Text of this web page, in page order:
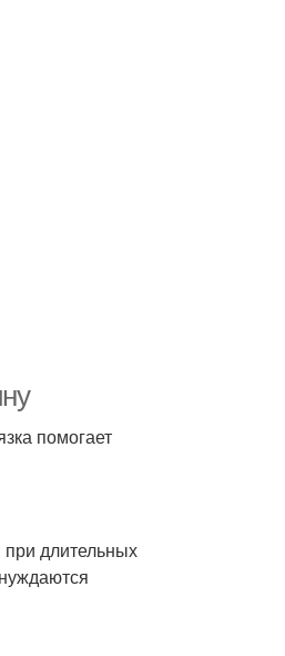
помогает
длительных